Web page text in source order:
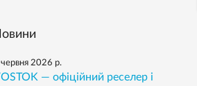
2026 р.
— офіційний реселер і